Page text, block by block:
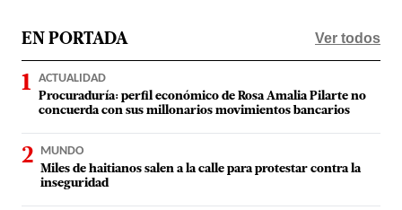
EN PORTADA Ver todos
ACTUALIDAD
Procuraduría: perfil económico de Rosa Amalia Pilarte no
concuerda con sus millonarios movimientos bancarios
MUNDO
Miles de haitianos salen a la calle para protestar contra la
inseguridad